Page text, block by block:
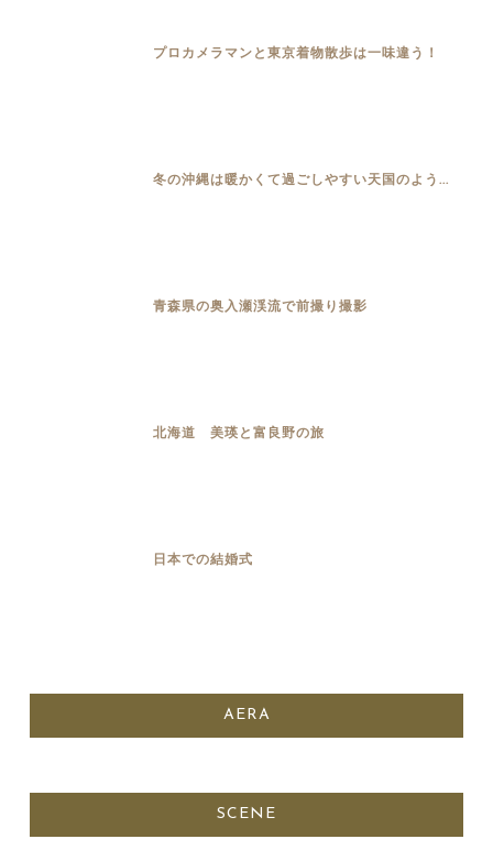
プロカメラマンと東京着物散歩は一味違う！
冬の沖縄は暖かくて過ごしやすい天国のよう...
青森県の奥入瀬渓流で前撮り撮影
北海道 美瑛と富良野の旅
日本での結婚式
AERA
SCENE